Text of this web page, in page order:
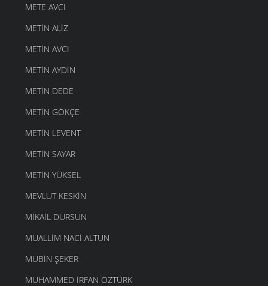
METE AVCI
METIN ALIZ
METIN AVCI
METIN AYDIN
METIN DEDE
METIN GÖKÇE
METIN LEVENT
METIN SAYAR
METIN YÜKSEL
MEVLUT KESKIN
MIKAIL DURSUN
MUALLIM NACI ALTUN
MUBIN ŞEKER
MUHAMMED İRFAN ÖZTÜRK